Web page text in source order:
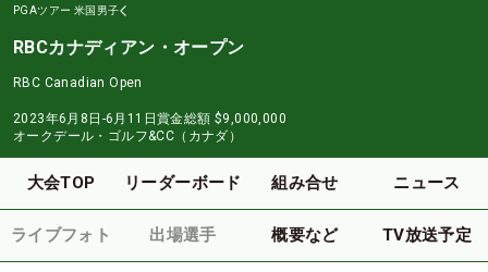
PGAツアー 米国男子
RBCカナディアン・オープン
RBC Canadian Open
2023年6月8日-6月11日賞金総額 $9,000,000
オークデール・ゴルフ&CC（カナダ）
大会TOP リーダーボード 組み合せ ニュース
ライブフォト 出場選手 概要など TV放送予定